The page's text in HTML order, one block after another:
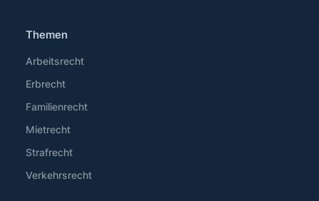
Themen
Arbeitsrecht
Erbrecht
Familienrecht
Mietrecht
Strafrecht
Verkehrsrecht